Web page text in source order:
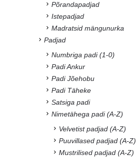
Põrandapadjad
Istepadjad
Madratsid mängunurka
Padjad
Numbriga padi (1-0)
Padi Ankur
Padi Jõehobu
Padi Täheke
Satsiga padi
Nimetähega padi (A-Z)
Velvetist padjad (A-Z)
Puuvillased padjad (A-Z)
Mustrilised padjad (A-Z)